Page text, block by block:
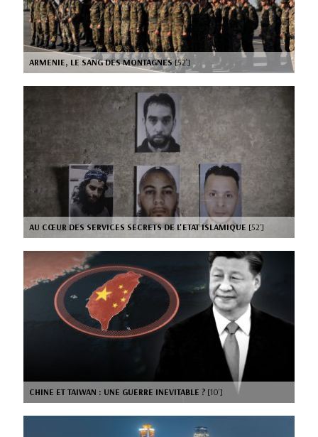
ARMENIE, LE SANG DES MONTAGNES[52’]
AU CŒUR DES SERVICES SECRETS DE L'ETAT ISLAMIQUE [52’]
CHINE ET TAIWAN : UNE GUERRE INEVITABLE ? [10’]